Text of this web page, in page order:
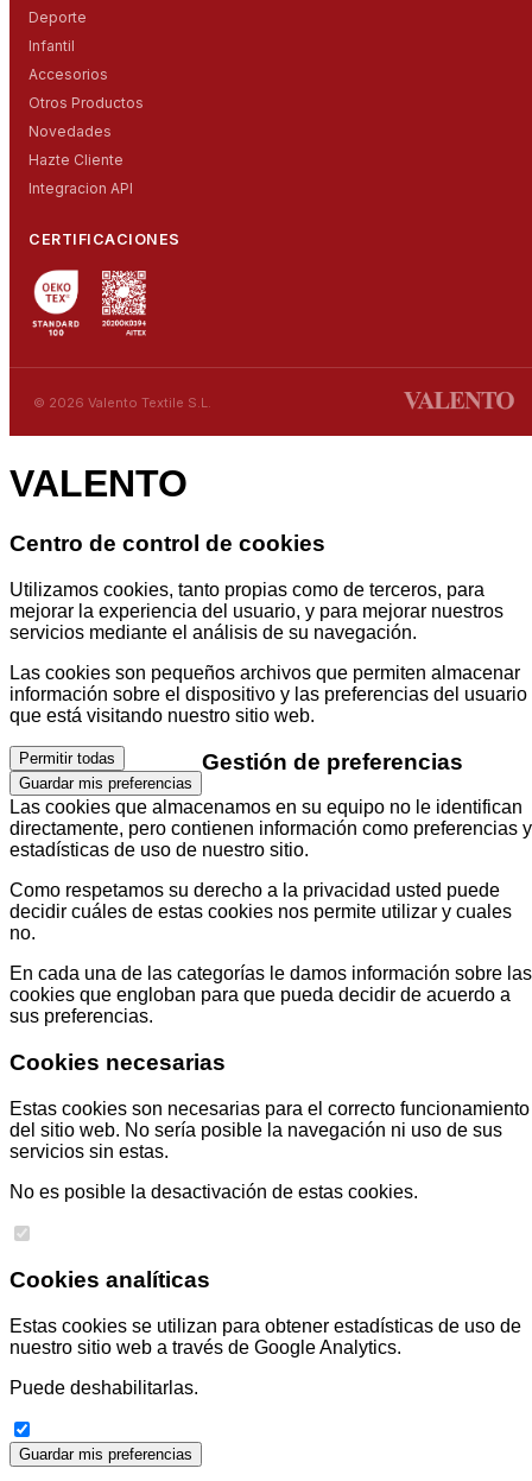
Deporte
Infantil
Accesorios
Otros Productos
Novedades
Hazte Cliente
Integracion API
CERTIFICACIONES
© 2026 Valento Textile S.L.
VALENTO
Centro de control de cookies
Utilizamos cookies, tanto propias como de terceros, para
mejorar la experiencia del usuario, y para mejorar nuestros
servicios mediante el análisis de su navegación.
Las cookies son pequeños archivos que permiten almacenar
información sobre el dispositivo y las preferencias del usuario
que está visitando nuestro sitio web.
Permitir todas
Guardar mis preferencias
Gestión de preferencias
Las cookies que almacenamos en su equipo no le identifican
directamente, pero contienen información como preferencias y
estadísticas de uso de nuestro sitio.
Como respetamos su derecho a la privacidad usted puede
decidir cuáles de estas cookies nos permite utilizar y cuales
no.
En cada una de las categorías le damos información sobre las
cookies que engloban para que pueda decidir de acuerdo a
sus preferencias.
Cookies necesarias
Estas cookies son necesarias para el correcto funcionamiento
del sitio web. No sería posible la navegación ni uso de sus
servicios sin estas.
No es posible la desactivación de estas cookies.
Cookies analíticas
Estas cookies se utilizan para obtener estadísticas de uso de
nuestro sitio web a través de Google Analytics.
Puede deshabilitarlas.
Guardar mis preferencias